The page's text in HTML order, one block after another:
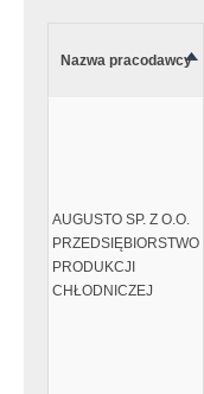
Nazwa pracodawcy
AUGUSTO SP. Z O.O.
PRZEDSIĘBIORSTWO
PRODUKCJI
CHŁODNICZEJ